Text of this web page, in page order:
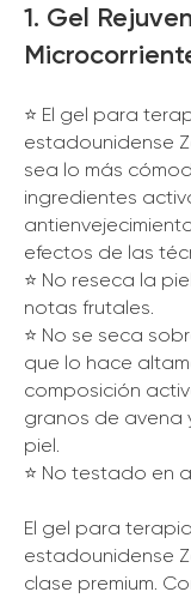
1. Gel
⭐️ El gel para
estadounidense
sea lo más
ingredientes
efectos de las
⭐️ No reseca la
notas frutales.
⭐️ No se seca
que lo hace
composición
granos de avena
piel.
⭐️ No testado en
El gel para
estadounidense
clase premium.